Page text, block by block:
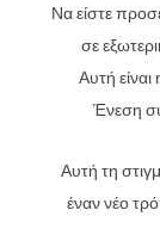
Να είστε
σε
Αυτή
Ένεση
Αυτή τη
έναν νέο